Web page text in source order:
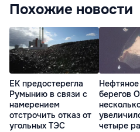
Похожие новости
ЕК предостерегла
Румынию в связи с
намерением
отстрочить отказ от
угольных ТЭС
берегов
четыре